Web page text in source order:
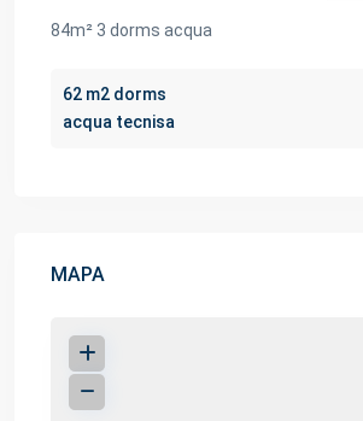
84m² 3 dorms acqua
62 m2 dorms
acqua tecnisa
MAPA